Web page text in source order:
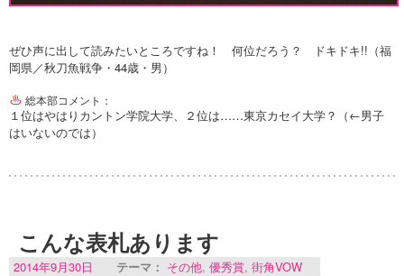
ぜひ声に出して読みたいところですね！ 何位だろう？ ドキドキ!!（福
岡県／秋刀魚戦争・44歳・男）
総本部コメント：
１位はやはりカントン学院大学、２位は……東京カセイ大学？（←男子
はいないのでは）
こんな表札あります
2014年9月30日 テーマ： その他, 優秀賞, 街角VOW